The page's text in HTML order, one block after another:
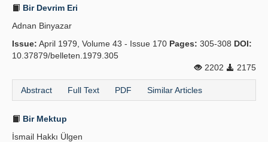
Bir Devrim Eri
Adnan Binyazar
Issue: April 1979, Volume 43 - Issue 170 Pages: 305-308 DOI:
10.37879/belleten.1979.305
2202
2175
Abstract Full Text PDF Similar Articles
Bir Mektup
İsmail Hakkı Ülgen